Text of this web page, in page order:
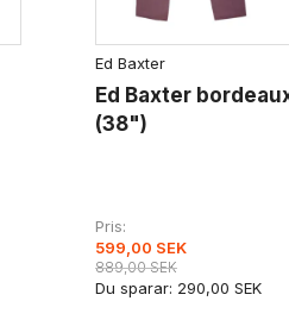
Ed Baxter
Ed Baxter
(38")
Pris
599,00 SEK
889,00 SEK
Du sparar: 290,00 SEK